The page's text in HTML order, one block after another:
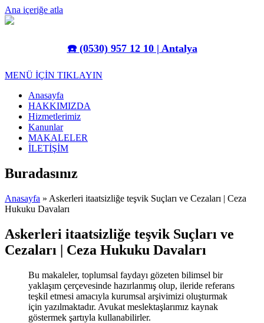
Ana içeriğe atla
☎️ (0530) 957 12 10 | Antalya
MENÜ İÇİN TIKLAYIN
Anasayfa
HAKKIMIZDA
Hizmetlerimiz
Kanunlar
MAKALELER
İLETİŞİM
Buradasınız
Anasayfa » Askerleri itaatsizliğe teşvik Suçları ve Cezaları | Ceza
Hukuku Davaları
Askerleri itaatsizliğe teşvik Suçları ve
Cezaları | Ceza Hukuku Davaları
Bu makaleler, toplumsal faydayı gözeten bilimsel bir
yaklaşım çerçevesinde hazırlanmış olup, ileride referans
teşkil etmesi amacıyla kurumsal arşivimizi oluşturmak
için yazılmaktadır. Avukat meslektaşlarımız kaynak
göstermek şartıyla kullanabilirler.